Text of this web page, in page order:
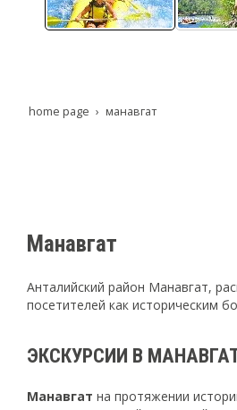
home page манавгат
Манавгат
Анталийский район Манавгат,
посетителей как историческим
ЭКСКУРСИИ В
Манавгат на протяжении